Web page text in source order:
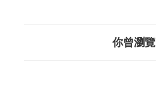
你曾瀏覽